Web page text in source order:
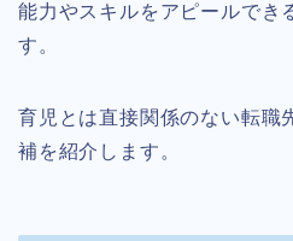
能力やスキルをアピールでき
す。
育児とは直接関係のない転職
補を紹介します。